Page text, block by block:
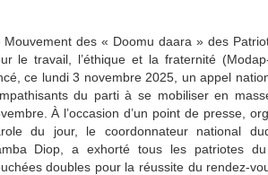
Mouvement des « Doomu daara » des
le travail, l’éthique et la fraternité
ce lundi 3 novembre 2025, un appel
du parti à se mobiliser en
À l’occasion d’un point de presse,
du jour, le coordonnateur national
Diop, a exhorté tous les patriotes
doubles pour la réussite du rendez-